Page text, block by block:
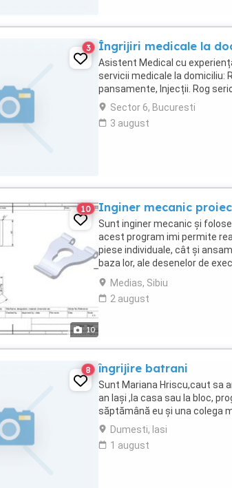
3 Îngrijiri medicale la
Asistent Medical cu
servicii medicale la domiciliu:
pansamente, Injecții. Rog
Sector 6, Bucuresti
3 august
10
10 Inginer mecanic
Sunt inginer mecanic și
acest program imi permite
piese individuale, cât și
baza lor, ale desenelor de
asemenea, imi ofera posibilitati
Medias, Sibiu
2 august
8 îngrijire batrani
Sunt Mariana Hriscu,caut sa
an Iași ,la casa sau la bloc,
săptămână eu și una colega
Dumesti, Iasi
1 august